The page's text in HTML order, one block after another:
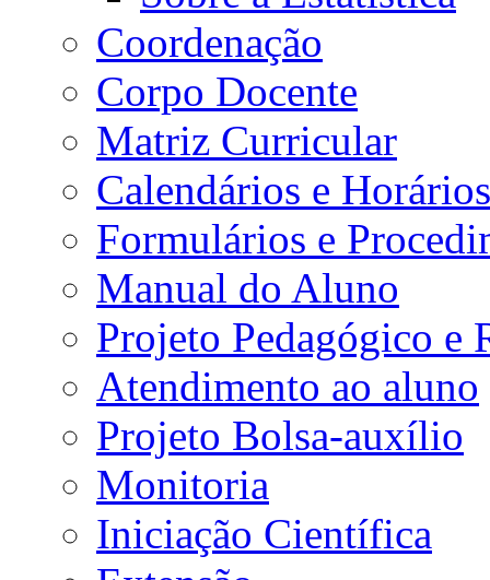
Coordenação
Corpo Docente
Matriz Curricular
Calendários e Horários
Formulários e
Manual do Aluno
Projeto Pedagógico e
Atendimento ao aluno
Projeto Bolsa-auxílio
Monitoria
Iniciação Científica